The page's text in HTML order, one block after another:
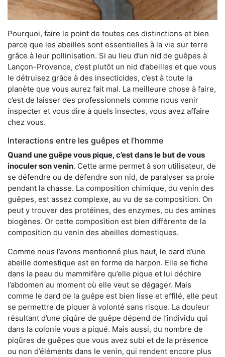
Pourquoi, faire le point de toutes ces distinctions et bien
parce que les abeilles sont essentielles à la vie sur terre
grâce à leur pollinisation. Si au lieu d’un nid de guêpes à
Lançon-Provence, c’est plutôt un nid d’abeilles et que vous
le détruisez grâce à des insecticides, c’est à toute la
planète que vous aurez fait mal. La meilleure chose à faire,
c’est de laisser des professionnels comme nous venir
inspecter et vous dire à quels insectes, vous avez affaire
chez vous.
Interactions entre les guêpes et l’homme
Quand une guêpe vous pique, c’est dans le but de vous
inoculer son venin. Cette arme permet à son utilisateur, de
se défendre ou de défendre son nid, de paralyser sa proie
pendant la chasse. La composition chimique, du venin des
guêpes, est assez complexe, au vu de sa composition. On
peut y trouver des protéines, des enzymes, ou des amines
biogènes. Or cette composition est bien différente de la
composition du venin des abeilles domestiques.
Comme nous l’avons mentionné plus haut, le dard d’une
abeille domestique est en forme de harpon. Elle se fiche
dans la peau du mammifère qu’elle pique et lui déchire
l’abdomen au moment où elle veut se dégager. Mais
comme le dard de la guêpe est bien lisse et effilé, elle peut
se permettre de piquer à volonté sans risque. La douleur
résultant d’une piqûre de guêpe dépend de l’individu qui
dans la colonie vous a piqué. Mais aussi, du nombre de
piqûres de guêpes que vous avez subi et de la présence
ou non d’éléments dans le venin, qui rendent encore plus